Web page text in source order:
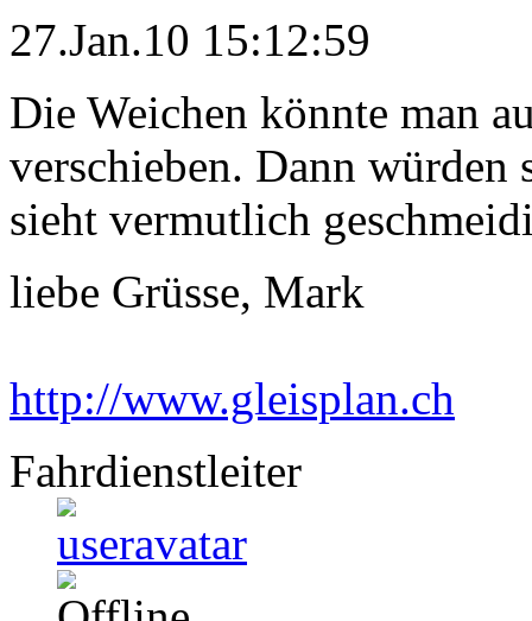
27.Jan.10 15:12:59
Die Weichen könnte man
verschieben. Dann würden
sieht vermutlich
liebe Grüsse, Mark
http://www.gleisplan.ch
Fahrdienstleiter